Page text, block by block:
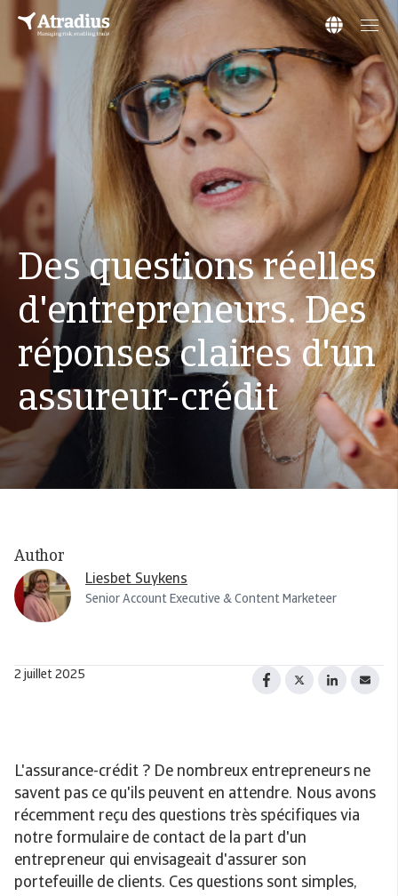
Des questions réelles
d'entrepreneurs. Des
réponses claires d'un
assureur-crédit
Author
Liesbet Suykens
Senior Account Executive & Content Marketeer
2 juillet 2025
L'assurance-crédit ? De nombreux entrepreneurs ne
savent pas ce qu'ils peuvent en attendre. Nous avons
récemment reçu des questions très spécifiques via
notre formulaire de contact de la part d'un
entrepreneur qui envisageait d'assurer son
portefeuille de clients. Ces questions sont simples,